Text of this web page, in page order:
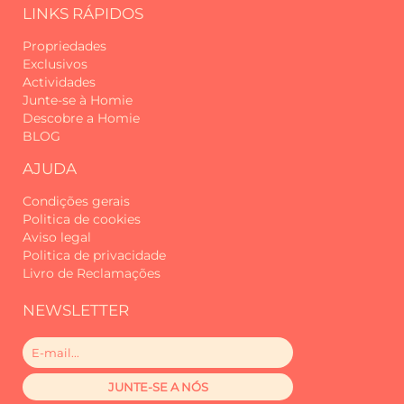
destinada a cobrir custos de
extraordinária.
Desde 2017, recebemos viajantes de
todo o mundo na nossa querida ilha
da Madeira, com o compromisso de
memoráveis e um serviço de
Madeira Sun Travel, um nome que
refletia o sol, o conforto e o espírito
acolhedor que sempre nos guiou.
Com o tempo, percebemos que
proximidade, mais autenticidade,
mais ligação.
Foi assim que nasceu a Homie. Mais
do que um novo nome — uma nova
forma de estar.
LINKS RÁPIDOS
Propriedades
Exclusivos
Actividades
Junte-se à Homie
Descobre a Homie
BLOG
AJUDA
Condições gerais
Politica de cookies
Aviso legal
Politica de privacidade
Livro de Reclamações
NEWSLETTER